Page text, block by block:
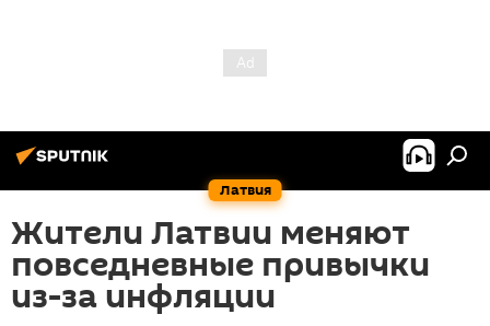
Латвия
Жители Латвии меняют
повседневные привычки
из-за инфляции